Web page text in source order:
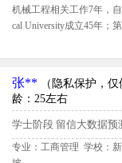
机械工程相关工作7年，自
cal University成立45年；
评估得分4.35,留信网评
张** （隐私保护，
龄：25左右
学士阶段 留信大数据预
专业：工商管理 学校：